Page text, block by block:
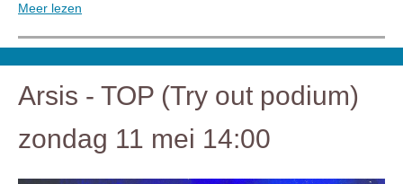
Meer lezen
Arsis - TOP (Try out podium)
zondag 11 mei 14:00